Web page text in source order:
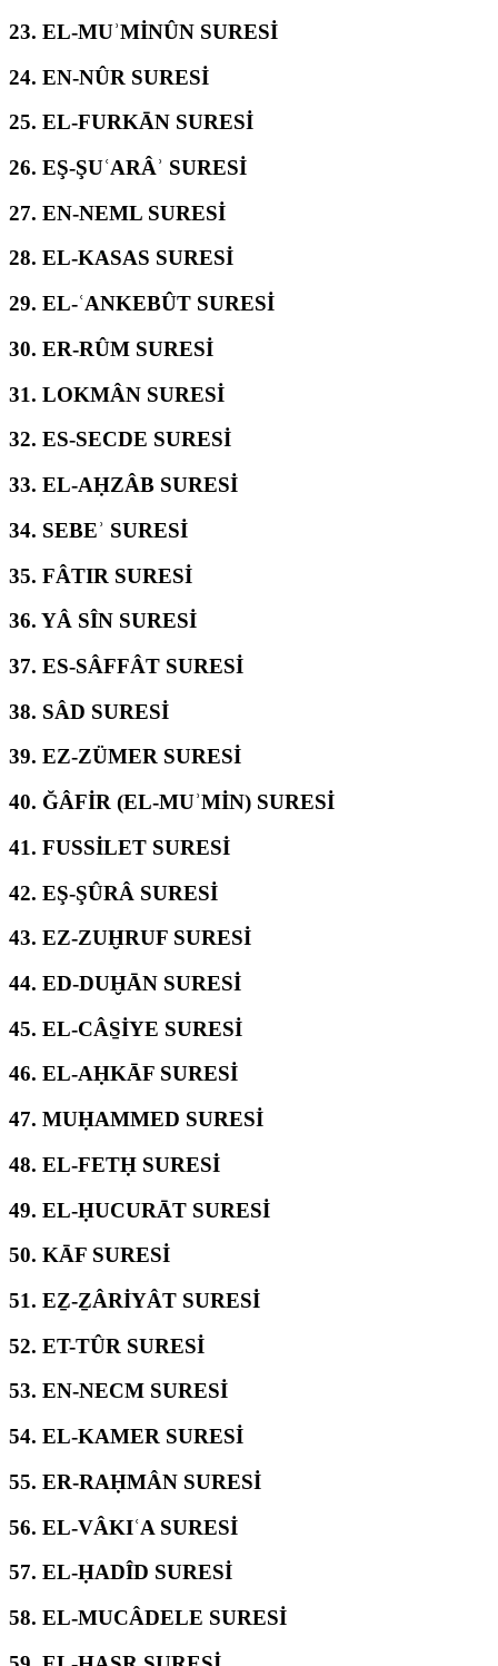
23. EL-MUʾMİNÛN SURESİ
24. EN-NÛR SURESİ
25. EL-FURKĀN SURESİ
26. EŞ-ŞUʿARÂʾ SURESİ
27. EN-NEML SURESİ
28. EL-KASAS SURESİ
29. EL-ʿANKEBÛT SURESİ
30. ER-RÛM SURESİ
31. LOKMÂN SURESİ
32. ES-SECDE SURESİ
33. EL-AḤZÂB SURESİ
34. SEBEʾ SURESİ
35. FÂTIR SURESİ
36. YÂ SÎN SURESİ
37. ES-SÂFFÂT SURESİ
38. SÂD SURESİ
39. EZ-ZÜMER SURESİ
40. ĞÂFİR (EL-MUʾMİN) SURESİ
41. FUSSİLET SURESİ
42. EŞ-ŞÛRÂ SURESİ
43. EZ-ZUḪRUF SURESİ
44. ED-DUḪĀN SURESİ
45. EL-CÂS̱İYE SURESİ
46. EL-AḤKĀF SURESİ
47. MUḤAMMED SURESİ
48. EL-FETḤ SURESİ
49. EL-ḤUCURĀT SURESİ
50. KĀF SURESİ
51. EẔ-ẔÂRİYÂT SURESİ
52. ET-TÛR SURESİ
53. EN-NECM SURESİ
54. EL-KAMER SURESİ
55. ER-RAḤMÂN SURESİ
56. EL-VÂKIʿA SURESİ
57. EL-ḤADÎD SURESİ
58. EL-MUCÂDELE SURESİ